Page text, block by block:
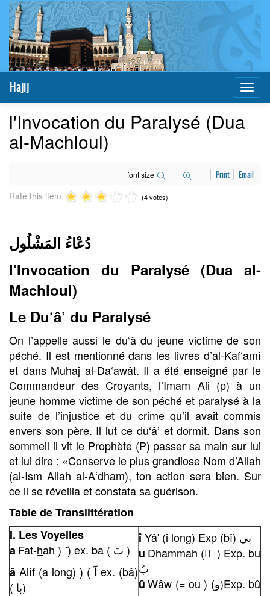
Hajij
l'Invocation du Paralysé (Dua
al-Machloul)
font size Print Email
Rate this item (4 votes)
دُعْاءُ المَشْلُول
l'Invocation du Paralysé (Dua al-
Machloul)
Le Du‘â’ du Paralysé
On l’appelle aussi le du‘â du jeune victime de son
péché. Il est mentionné dans les livres d’al-Kaf‘amî
et dans Muhaj al-Da‘awât. Il a été enseigné par le
Commandeur des Croyants, l’Imam Ali (p) à un
jeune homme victime de son péché et paralysé à la
suite de l’injustice et du crime qu’il avait commis
envers son père. Il lut ce du‘â’ et dormit. Dans son
sommeil il vit le Prophète (P) passer sa main sur lui
et lui dire : «Conserve le plus grandiose Nom d’Allah
(al-Ism Allah al-A‘dham), ton action sera bien. Sur
ce il se réveilla et constata sa guérison.
Table de Translittération
I. Les Voyelles
aFat-hah ) َ
) ex. ba ( بَ )
â Alîf (a long) ) ( آex. (bâ)
( با)
î
Yâ' (i long) Exp (bî) بي
u Dhammah ( ُ ) Exp. bu
بُ
û Wâw (= ou ) (و)Exp. bû